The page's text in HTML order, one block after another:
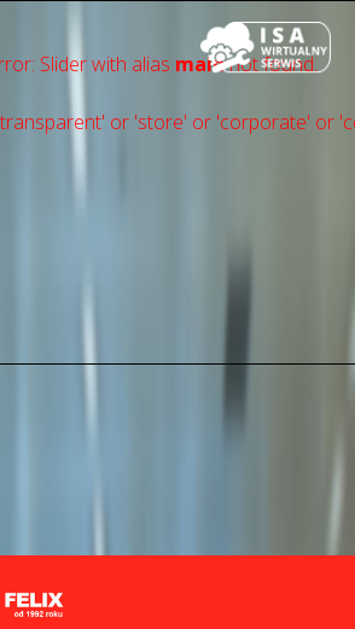
Slider with alias mainnot found.
or 'store' or 'сorporate' or